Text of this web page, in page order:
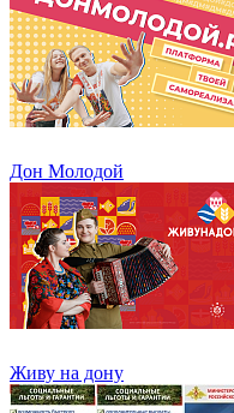
Дон Молодой
Живу на дону